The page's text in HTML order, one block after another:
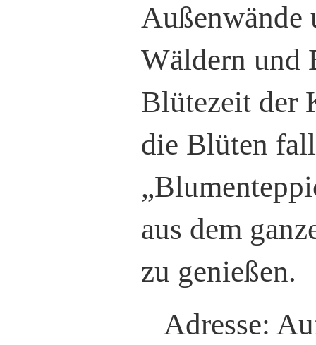
Außenwände
Wäldern und
Blütezeit der
die Blüten
aus dem
zu genießen.
Adresse: